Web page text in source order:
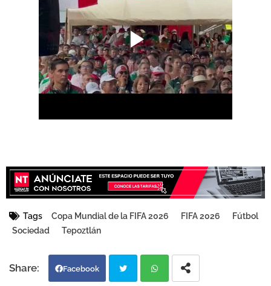
Tags Copa Mundial de la FIFA 2026 FIFA 2026
Fútbol
Sociedad
Tepoztlán
Facebook